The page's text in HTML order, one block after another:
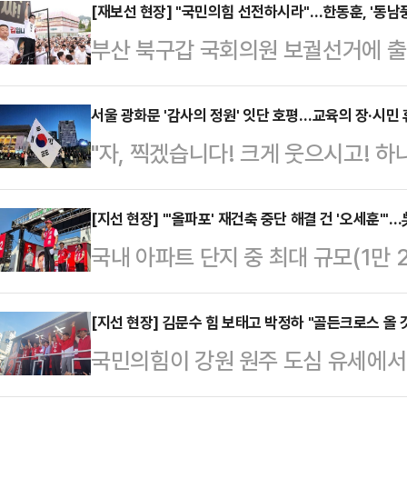
한 비용 청구에 맞서 글로벌 선사들
서는 수백만 달러 규모의 배상 명령
르면 삼성전자 미국법인
대만계 해운사 완하이 라인(Wan
회(FMC)에 고소장을 접수했다.
[재보선 현장] "국민의힘 선전하시라"…한동훈, '동남
부산 북구갑 국회의원 보궐선거에
의힘 수석최고위원의 '하정우 화이
보들을 향한 응원의 메시지를 내며
는 24일 부산 사상구에 위치한 운
식에 기반한 보수 재건을 바라고,
들도 있다"며 이같이 말했다.이어 "
후보들 화이팅"이라며 "더욱더 힘
신 수석최고위원이 박민…
서울 광화문 '감사의 정원' 잇단 호평…교육의 장·시
"자, 찍겠습니다! 크게 웃으시고!
쪽으로 완전히 넘어간 서울 광화문
여 대형 태극기를 배경으로 감사의
을 촬영·제공해주고 있었다.가로
가로 4.5m·세로 3m 크기의 '1호'
로 시민들은 봄날의 추억과 함께
다.이번 이벤트를 기획한 장용주씨
[지선 현장] "'올파포' 재건축 중단 해결 건 '오세훈'"…
국내 아파트 단지 중 최대 규모(1
표심이 어디로 향할지 관심이 쏠리
주당이 앞선 곳이지만, 이 단지가
부동산 민심이 핵심 변수로 꼽히는
지 주목된다.오 후보는 24일 오후
[지선 현장] 김문수 힘 보태고 박정하 "골든크로스 올
국민의힘이 강원 원주 도심 유세에
거전 기세를 끌어올렸다.김진태 국